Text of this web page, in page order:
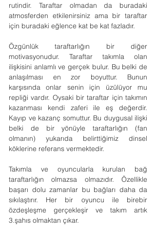
rutindir. Taraftar olmadan da buradaki
atmosferden etkilenirsiniz ama bir taraftar
için buradaki eğlence kat be kat fazladır.
Özgünlük taraftarlığın bir diğer
motivasyonudur. Taraftar takımla olan
ilişkisini anlamlı ve gerçek bulur. Bu belki de
anlaşılması en zor boyuttur. Bunun
karşısında onlar senin için üzülüyor mu
repliği vardır. Oysaki bir taraftar için takımın
kazanması kendi zaferi ile eş değerdir.
Kayıp ve kazanç somuttur. Bu duygusal ilişki
belki de bir yönüyle taraftarlığın (fan
olmanın) yukarıda belirttiğimiz dinsel
köklerine referans vermektedir.
Takımla ve oyuncularla kurulan bağ
taraftarlığın olmazsa olmazıdır. Özellikle
başarı dolu zamanlar bu bağları daha da
sıkılaştırır. Her bir oyuncu ile birebir
özdeşleşme gerçekleşir ve takım artık
3.şahıs olmaktan çıkar.